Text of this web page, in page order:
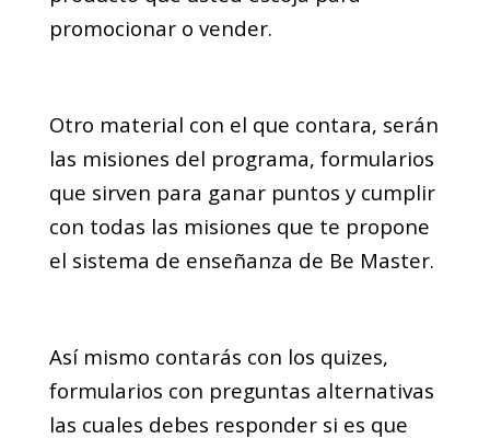
promocionar o vender.
Otro material con el que contara, serán
las misiones del programa, formularios
que sirven para ganar puntos y cumplir
con todas las misiones que te propone
el sistema de enseñanza de Be Master.
Así mismo contarás con los quizes,
formularios con preguntas alternativas
las cuales debes responder si es que